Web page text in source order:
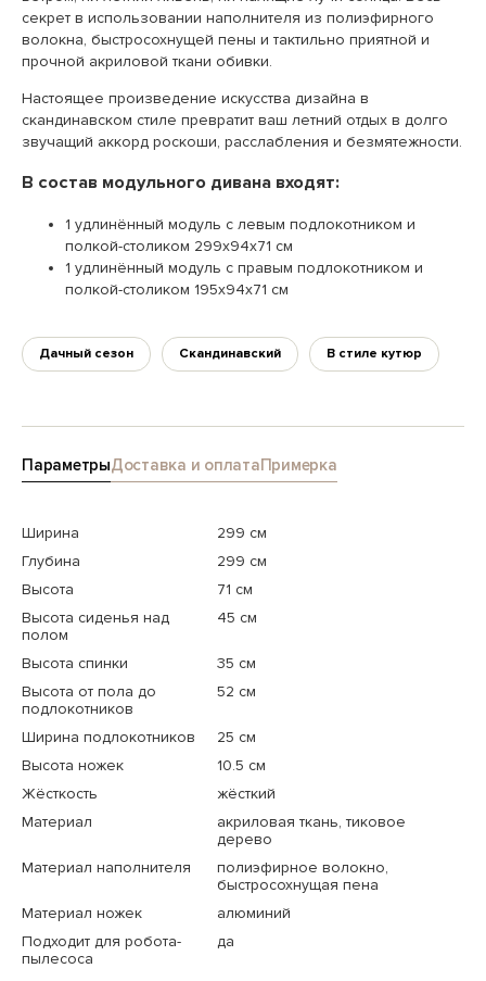
секрет в использовании наполнителя из полиэфирного
волокна, быстросохнущей пены и тактильно приятной и
прочной акриловой ткани обивки.
Настоящее произведение искусства дизайна в
скандинавском стиле превратит ваш летний отдых в долго
звучащий аккорд роскоши, расслабления и безмятежности.
В состав модульного дивана входят:
1 удлинённый модуль с левым подлокотником и
полкой-столиком 299х94х71 см
1 удлинённый модуль с правым подлокотником и
полкой-столиком 195х94х71 см
Дачный сезон Скандинавский В стиле кутюр
ПараметрыДоставка и оплатаПримерка
Ширина
299 см
Глубина
299 см
Высота
71 см
Высота сиденья над
полом
45 см
Высота спинки
35 см
Высота от пола до
подлокотников
52 см
Ширина подлокотников
25 см
Высота ножек
10.5 см
Жёсткость
жёсткий
Материал
акриловая ткань, тиковое
дерево
Материал наполнителя
полиэфирное волокно,
быстросохнущая пена
Материал ножек
алюминий
Подходит для робота-
пылесоса
да